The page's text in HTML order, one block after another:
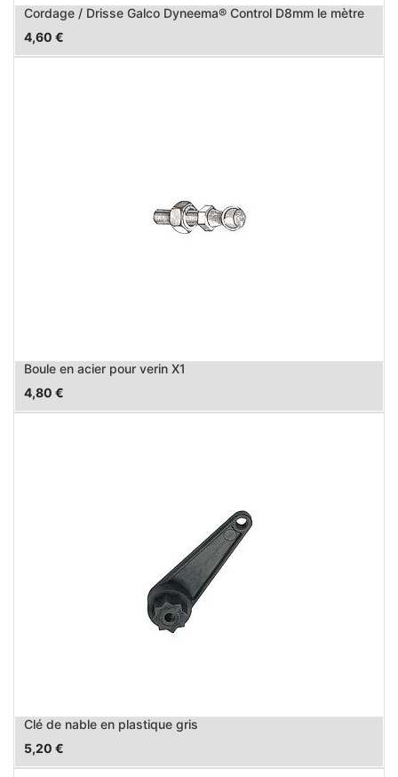
Cordage / Drisse Galco Dyneema® Control D8mm le mètre
4,60 €
Boule en acier pour verin X1
4,80 €
Clé de nable en plastique gris
5,20 €